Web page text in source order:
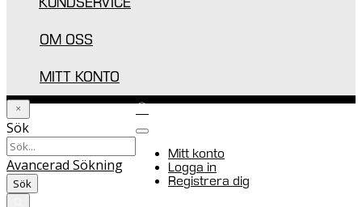
OM OSS
MITT KONTO
Sök
Avancerad Sökning
Sök
Mitt konto
Logga in
Registrera dig